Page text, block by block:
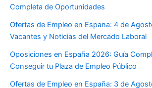
Completa de Oportunidades
Ofertas de Empleo en Espana: 4 de
Vacantes y Noticias del Mercado Laboral
Oposiciones en España 2026: Guía
Conseguir tu Plaza de Empleo Público
Ofertas de Empleo en España: 3 de